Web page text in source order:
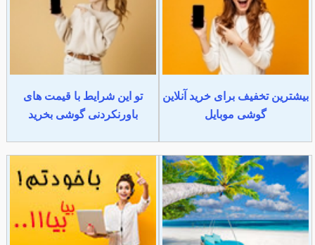
بیشترین تخفیف برای خرید آنلاین
گوشی موبایل
تو این شرایط با قیمت های
باورنکردنی گوشی بخرید